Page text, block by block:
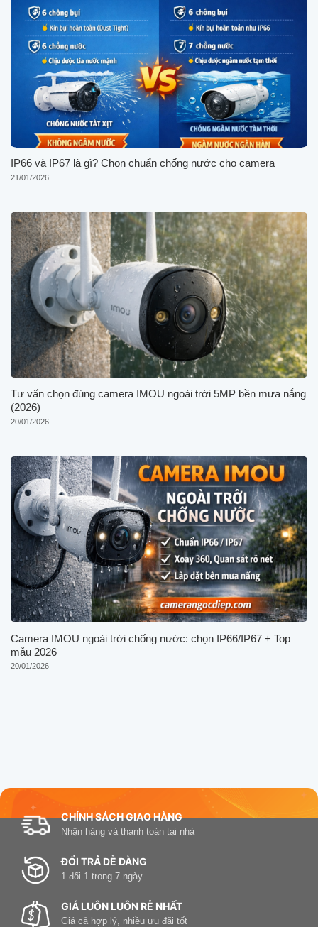
IP66 và IP67 là gì? Chọn chuẩn chống nước cho camera
21/01/2026
Tư vấn chọn đúng camera IMOU ngoài trời 5MP bền mưa nắng
(2026)
20/01/2026
Camera IMOU ngoài trời chống nước: chọn IP66/IP67 + Top
mẫu 2026
20/01/2026
CHÍNH SÁCH GIAO HÀNG
Nhận hàng và thanh toán tại nhà
ĐỔI TRẢ DỄ DÀNG
1 đổi 1 trong 7 ngày
GIÁ LUÔN LUÔN RẺ NHẤT
Giá cả hợp lý, nhiều ưu đãi tốt